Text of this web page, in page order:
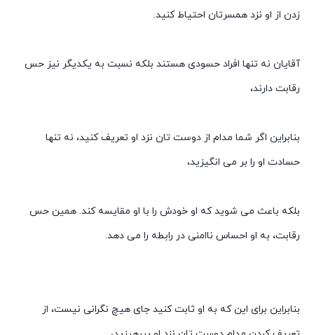
زدن از او نزد همسرتان احتیاط کنید.
آقایان نه تنها افراد حسودی هستند بلکه نسبت به یکدیگر نیز حس
رقابت دارند،
بنابراین اگر شما مدام از دوست تان نزد او تعریف کنید، نه تنها
حسادت او را بر می انگیزید،
بلکه باعث می شوید که او خودش را با او مقایسه کند. همین حس
رقابت، به او احساس ناامنی در رابطه را می دهد.
بنابراین برای این که به او ثابت کنید جای هیچ نگرانی نیست، از